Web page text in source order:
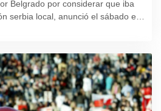
Belgrado por considerar que iba
serbia local, anunció el sábado el
Kurti.